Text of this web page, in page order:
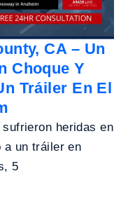
CA – Un
Choque Y
Tráiler En El
heridas en
a un tráiler en
5